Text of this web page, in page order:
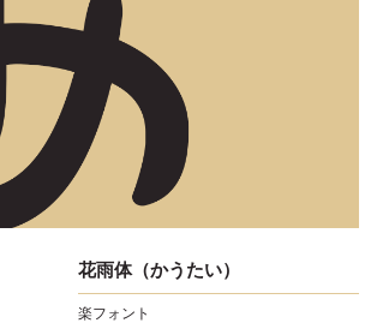
花雨体（かうたい）
楽フォント